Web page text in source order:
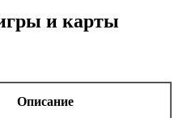
и карты
Описание